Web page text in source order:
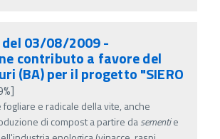
del 03/08/2009 -
contributo a favore del
(BA) per il progetto "SIERO
e radicale della vite, anche
di compost a partire dasementie